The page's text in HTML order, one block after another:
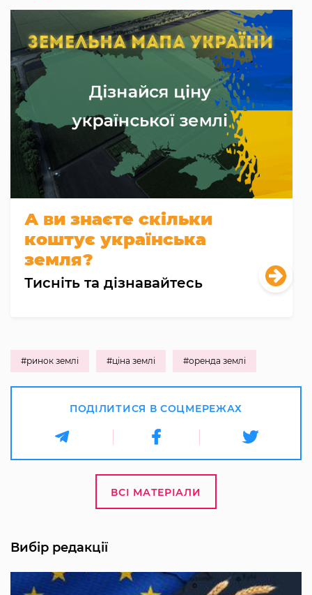
А ви знаєте скільки
коштує українська
земля?
Тисніть та дізнавайтесь
#ринок землі #ціна землі #оренда землі
ПОДІЛИТИСЯ В СОЦМЕРЕЖАХ
ВСІ МАТЕРІАЛИ
Вибір редакції